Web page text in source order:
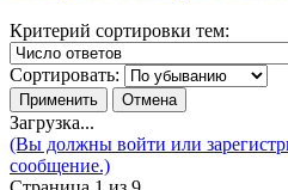
Критерий сортировки тем:
Сортировать:
Загрузка...
(Вы должны войти или
сообщение.)